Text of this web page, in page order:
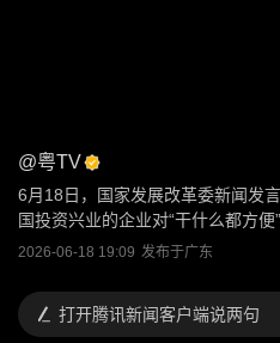
@粤TV
6月18日，国家发展改革委新闻发
国投资兴业的企业对“干什么都方便
2026-06-18 19:09 发布于广东
打开腾讯新闻客户端说两句